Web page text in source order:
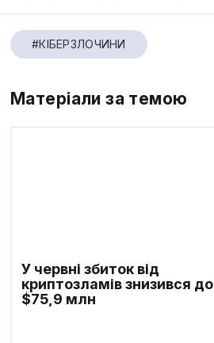
#КІБЕРЗЛОЧИНИ
Матеріали за темою
У червні збиток від
криптозламів знизився до
$75,9 млн